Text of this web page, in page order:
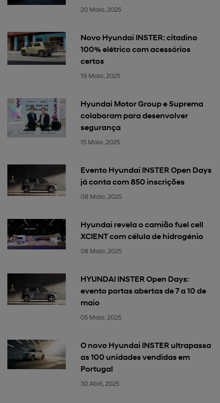
20 Maio, 2025
Novo Hyundai INSTER: citadino
100% elétrico com acessórios
certos
19 Maio, 2025
Hyundai Motor Group e Suprema
colaboram para desenvolver
segurança
15 Maio, 2025
Evento Hyundai INSTER Open Days
já conta com 850 inscrições
08 Maio, 2025
Hyundai revela o camião fuel cell
XCIENT com célula de hidrogénio
08 Maio, 2025
HYUNDAI INSTER Open Days:
evento portas abertas de 7 a 10 de
maio
05 Maio, 2025
O novo Hyundai INSTER ultrapassa
as 100 unidades vendidas em
Portugal
30 Abril, 2025